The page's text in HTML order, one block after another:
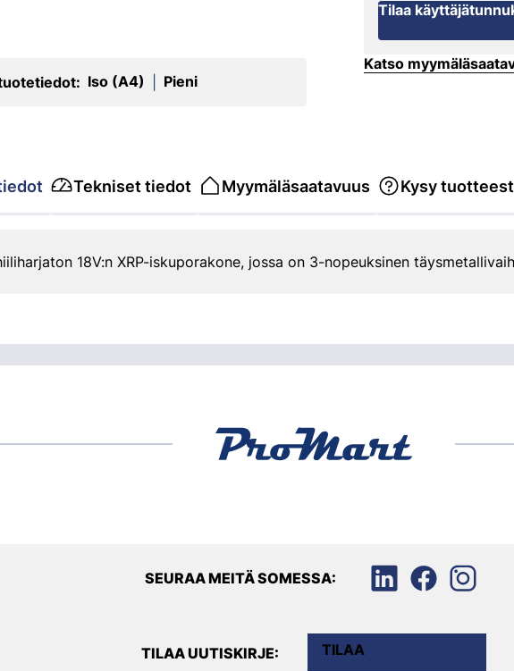
Iso (A4) Pieni
Tilaa
Katso
Tekniset tiedot Myymäläsaatavuus Kysy
18V:n XRP-iskuporakone, jossa on 3-nopeuksinen
SEURAA MEITÄ SOMESSA:
TILAA UUTISKIRJE: TILAA